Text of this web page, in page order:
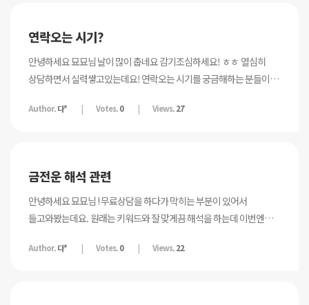
느껴지니 인물과 속마음에 차별을 어떻게 가져가야 할지 궁금합니다.
연락오는 시기?
안녕하세요 묘묘님 날이 많이 춥네요 감기조심하세요! ㅎㅎ 열심히
상담하면서 실력쌓고있는데요! 연락오는 시기를 궁금해하는 분들이
말씀드리면 되는걸까요..? 아님 한장만 뽑아도 되는걸까요? 저도
Author.다* Votes.0 Views.27
금전운 해석 관련
안녕하세요 묘묘님 ! 무료상담을 하다가 막히는 부분이 있어서
들고와봤는데요. 원래는 키워드와 잘 맞게끔 해석을 하는데 이번엔
여쭤봐요 20대 후반 남성이고 내년부터 에어비앤비 사업을 시작하려고
Author.다* Votes.0 Views.22